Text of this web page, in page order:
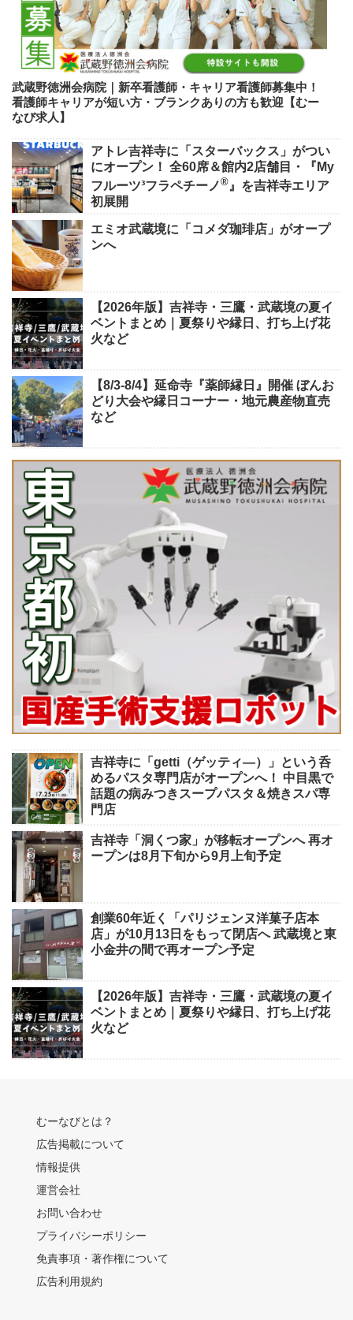
武蔵野徳洲会病院｜新卒看護師・キャリア看護師募集中！
看護師キャリアが短い方・ブランクありの方も歓迎【むー
なび求人】
アトレ吉祥寺に「スターバックス」がつい
にオープン！ 全60席＆館内2店舗目・『My
フルーツ³フラペチーノ® 』を吉祥寺エリア
初展開
エミオ武蔵境に「コメダ珈琲店」がオープ
ンへ
【2026年版】吉祥寺・三鷹・武蔵境の夏イ
ベントまとめ｜夏祭りや縁日、打ち上げ花
火など
【8/3-8/4】延命寺『薬師縁日』開催 ぼんお
どり大会や縁日コーナー・地元農産物直売
など
吉祥寺に「getti（ゲッティ―）」という呑
めるパスタ専門店がオープンへ！ 中目黒で
話題の病みつきスープパスタ＆焼きスパ専
門店
吉祥寺「洞くつ家」が移転オープンへ 再オ
ープンは8月下旬から9月上旬予定
創業60年近く「パリジェンヌ洋菓子店本
店」が10月13日をもって閉店へ 武蔵境と東
小金井の間で再オープン予定
【2026年版】吉祥寺・三鷹・武蔵境の夏イ
ベントまとめ｜夏祭りや縁日、打ち上げ花
火など
むーなびとは？
広告掲載について
情報提供
運営会社
お問い合わせ
プライバシーポリシー
免責事項・著作権について
広告利用規約